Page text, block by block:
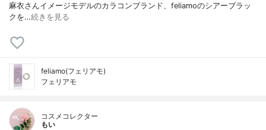
麻衣さんイメージモデルのカラコンブランド、feliamoのシアーブラッ
クを…続きを見る
feliamo(フェリアモ)
フェリアモ
コスメコレクター
もい